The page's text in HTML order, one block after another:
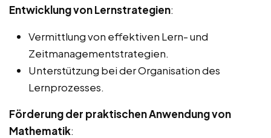
Entwicklung von Lernstrategien:
Vermittlung von effektiven Lern- und
Zeitmanagementstrategien.
Unterstützung bei der Organisation des
Lernprozesses.
Förderung der praktischen Anwendung von
Mathematik: